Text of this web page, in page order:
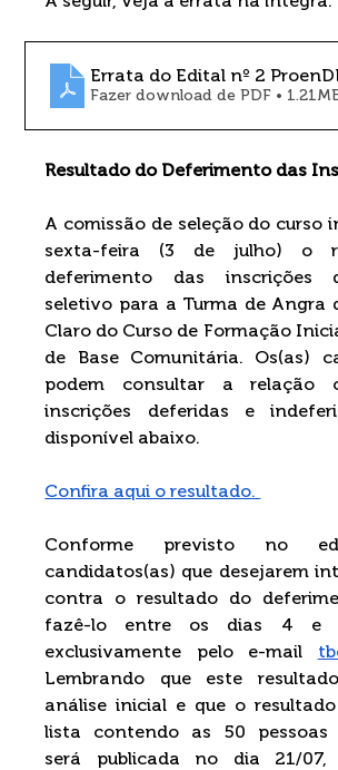
Errata do Edital nº 2
Fazer download de PDF •
Resultado do Deferimento das
A comissão de seleção do curso
sexta-feira (3 de julho) o
deferimento das inscrições
seletivo para a Turma de Angra
Claro do Curso de Formação
de Base Comunitária. Os(as)
podem consultar a relação
inscrições deferidas e
disponível abaixo.
Confira aqui o resultado.
Conforme previsto no
candidatos(as) que desejarem
contra o resultado do
fazê-lo entre os dias 4 e
exclusivamente pelo e-mail
Lembrando que este
análise inicial e que o
lista contendo as 50 pessoas
será publicada no dia 21/